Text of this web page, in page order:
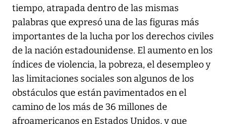
tiempo, atrapada dentro de las mismas
palabras que expresó una de las figuras más
importantes de la lucha por los derechos civiles
de la nación estadounidense. El aumento en los
índices de violencia, la pobreza, el desempleo y
las limitaciones sociales son algunos de los
obstáculos que están pavimentados en el
camino de los más de 36 millones de
afroamericanos en Estados Unidos, y que